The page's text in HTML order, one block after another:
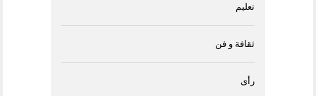
تعليم
ثقافة و فن
رأى